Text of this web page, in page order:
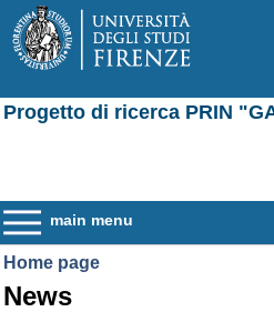
Progetto di ricerca PRIN
main menu
Home page
News